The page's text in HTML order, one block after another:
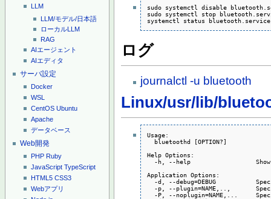
LLM
LLM/モデル/日本語
ローカルLLM
RAG
AIエージェント
AIエディタ
サーバ設定
Docker
WSL
CentOS Ubuntu
Apache
データベース
Web開発
PHP Ruby
JavaScript TypeScript
HTML5 CSS3
Webアプリ
sudo systemctl disable
sudo systemctl stop
systemctl status bluetooth.service
ログ
journalctl -u bluetooth
Linux/usr/lib/
Usage:
  bluetoothd [OPTION?]
Help Options:
-h, --help
Application Options:
-d, --debug=DEBUG
-p, --plugin=NAME,..,
-P, --noplugin=NAME,...